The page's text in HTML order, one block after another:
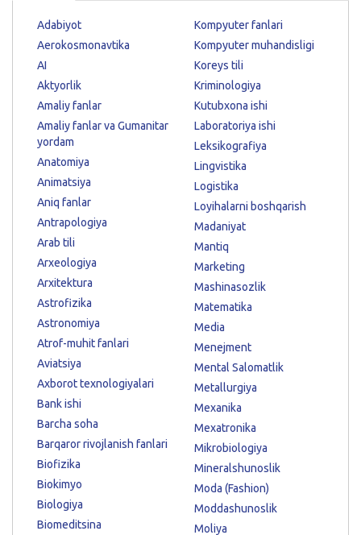
Adabiyot
Aerokosmonavtika
AI
Aktyorlik
Amaliy fanlar
Amaliy fanlar va Gumanitar
yordam
Anatomiya
Animatsiya
Aniq fanlar
Antrapologiya
Arab tili
Arxeologiya
Arxitektura
Astrofizika
Astronomiya
Atrof-muhit fanlari
Aviatsiya
Axborot texnologiyalari
Bank ishi
Barcha soha
Barqaror rivojlanish fanlari
Biofizika
Biokimyo
Biologiya
Biomeditsina
Kompyuter fanlari
Kompyuter muhandisligi
Koreys tili
Kriminologiya
Kutubxona ishi
Laboratoriya ishi
Leksikografiya
Lingvistika
Logistika
Loyihalarni boshqarish
Madaniyat
Mantiq
Marketing
Mashinasozlik
Matematika
Media
Menejment
Mental Salomatlik
Metallurgiya
Mexanika
Mexatronika
Mikrobiologiya
Mineralshunoslik
Moda (Fashion)
Moddashunoslik
Moliya